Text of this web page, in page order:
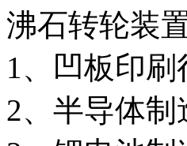
沸石转轮装
1、凹板印
2、半导体